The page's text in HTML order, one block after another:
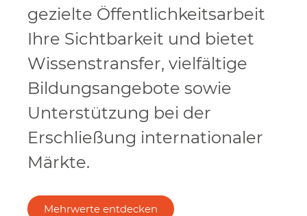
gezielte Öffentlichkeitsarbeit
Ihre Sichtbarkeit und bietet
Wissenstransfer, vielfältige
Bildungsangebote sowie
Unterstützung bei der
Erschließung internationaler
Märkte.
Mehrwerte entdecken